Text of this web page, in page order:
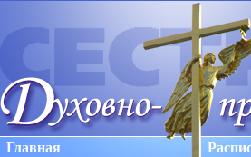
Главная